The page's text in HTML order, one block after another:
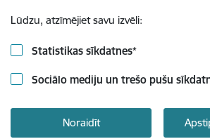
Lūdzu, atzīmējiet savu izvēli:
Statistikas sīkdatnes*
Sociālo mediju un trešo pušu
Noraidīt